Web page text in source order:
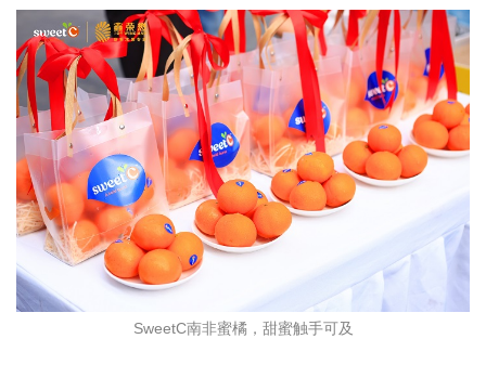
SweetC南非蜜橘，甜蜜触手可及